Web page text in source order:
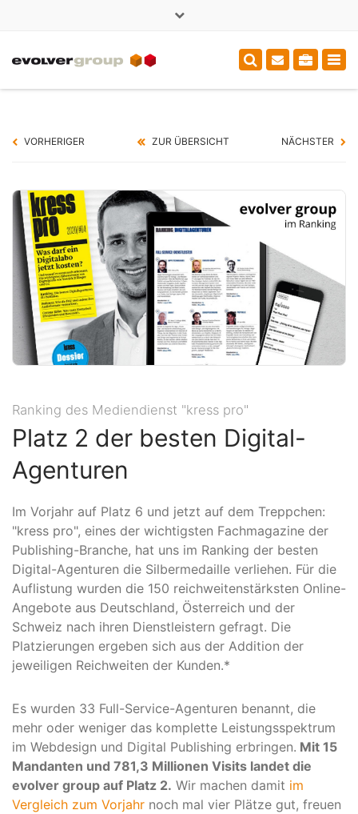
sales@evolver.de
VORHERIGER ZUR ÜBERSICHT NÄCHSTER
Ranking des Mediendienst "kress pro"
Platz 2 der besten Digital-
Agenturen
Im Vorjahr auf Platz 6 und jetzt auf dem Treppchen:
"kress pro", eines der wichtigsten Fachmagazine der
Publishing-Branche, hat uns im Ranking der besten
Digital-Agenturen die Silbermedaille verliehen. Für die
Auflistung wurden die 150 reichweitenstärksten Online-
Angebote aus Deutschland, Österreich und der
Schweiz nach ihren Dienstleistern gefragt. Die
Platzierungen ergeben sich aus der Addition der
jeweiligen Reichweiten der Kunden.*
Es wurden 33 Full-Service-Agenturen benannt, die
mehr oder weniger das komplette Leistungsspektrum
im Webdesign und Digital Publishing erbringen. Mit 15
Mandanten und 781,3 Millionen Visits landet die
evolver group auf Platz 2. Wir machen damit im
Vergleich zum Vorjahr noch mal vier Plätze gut, freuen